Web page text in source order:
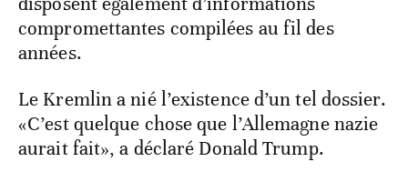
compromettantes compilées au fil des
années.
Le Kremlin a nié l’existence d’un tel dossier.
«C’est quelque chose que l’Allemagne nazie
aurait fait», a déclaré Donald Trump.